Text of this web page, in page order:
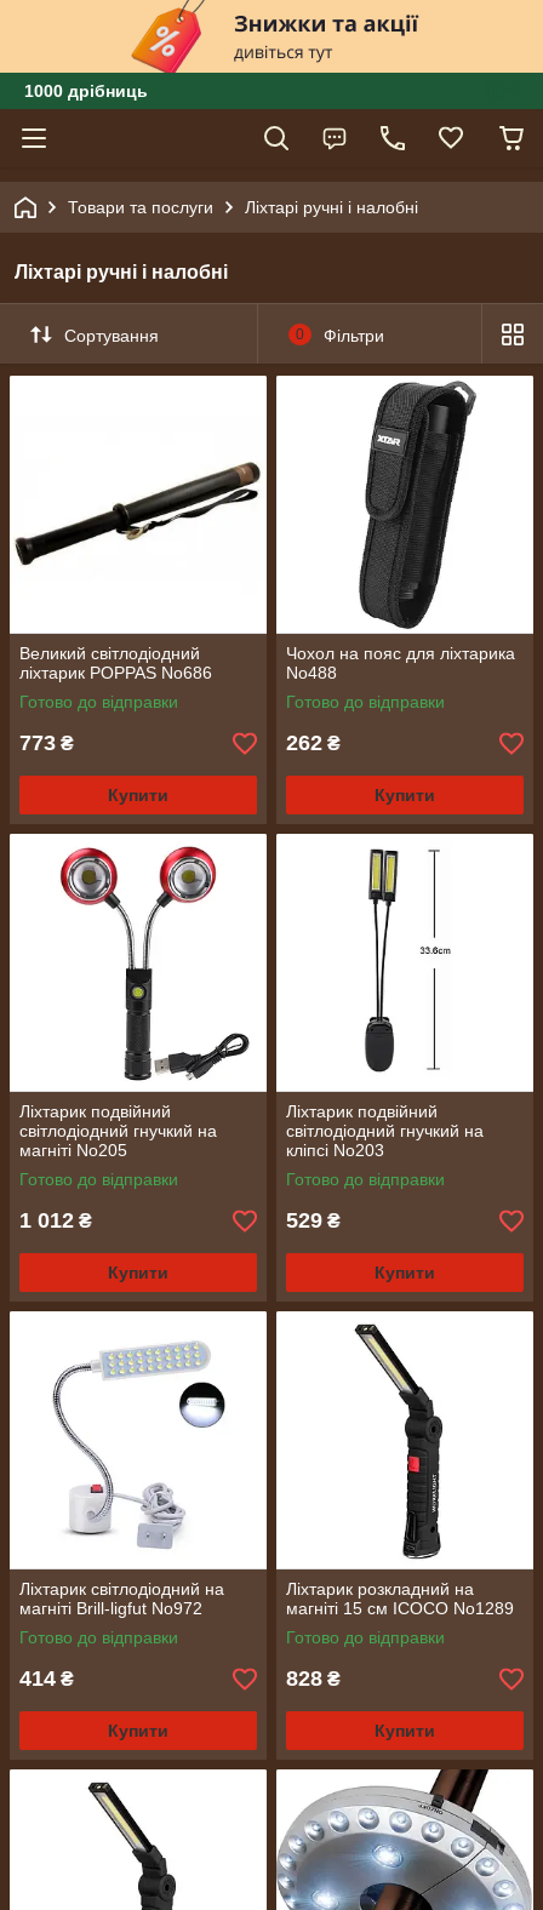
1000 дрібниць
Товари та послуги Ліхтарі ручні і налобні
Ліхтарі ручні і налобні
Сортування 0 Фільтри
Великий світлодіодний
ліхтарик POPPAS No686
Готово до відправки
773 ₴
Купити
Чохол на пояс для ліхтарика
No488
Готово до відправки
262 ₴
Купити
Ліхтарик подвійний
світлодіодний гнучкий на
магніті No205
Готово до відправки
1 012 ₴
Купити
Ліхтарик подвійний
світлодіодний гнучкий на
кліпсі No203
Готово до відправки
529 ₴
Купити
Ліхтарик світлодіодний на
магніті Brill-ligfut No972
Готово до відправки
414 ₴
Купити
Ліхтарик розкладний на
магніті 15 см ICOCO No1289
Готово до відправки
828 ₴
Купити